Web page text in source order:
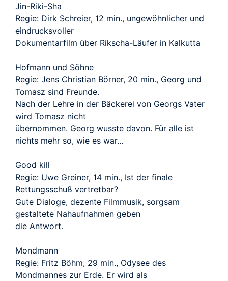
Jin-Riki-Sha
Regie: Dirk Schreier, 12 min., ungewöhnlicher und
eindrucksvoller
Dokumentarfilm über Rikscha-Läufer in Kalkutta
Hofmann und Söhne
Regie: Jens Christian Börner, 20 min., Georg und
Tomasz sind Freunde.
Nach der Lehre in der Bäckerei von Georgs Vater
wird Tomasz nicht
übernommen. Georg wusste davon. Für alle ist
nichts mehr so, wie es war...
Good kill
Regie: Uwe Greiner, 14 min., Ist der finale
Rettungsschuß vertretbar?
Gute Dialoge, dezente Filmmusik, sorgsam
gestaltete Nahaufnahmen geben
die Antwort.
Mondmann
Regie: Fritz Böhm, 29 min., Odysee des
Mondmannes zur Erde. Er wird als